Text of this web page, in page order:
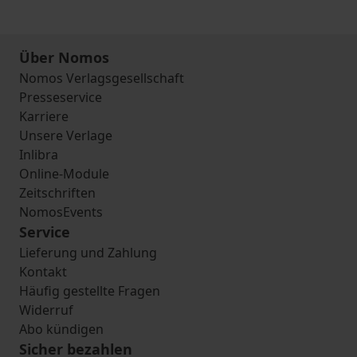
Über Nomos
Nomos Verlagsgesellschaft
Presseservice
Karriere
Unsere Verlage
Inlibra
Online-Module
Zeitschriften
NomosEvents
Service
Lieferung und Zahlung
Kontakt
Häufig gestellte Fragen
Widerruf
Abo kündigen
Sicher bezahlen